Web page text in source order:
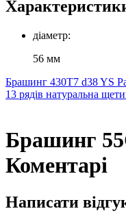
діаметр:
56 мм
Брашинг 430T7 d38 YS
13 рядів натуральна
Брашинг
Коментарі
Написати